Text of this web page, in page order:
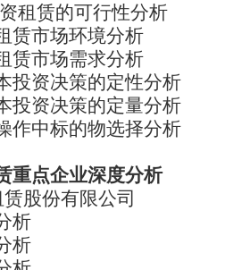
租赁的可行性分析
赁市场环境分析
赁市场需求分析
投资决策的定性分析
投资决策的定量分析
作中标的物选择分析
重点企业深度分析
股份有限公司
析
析